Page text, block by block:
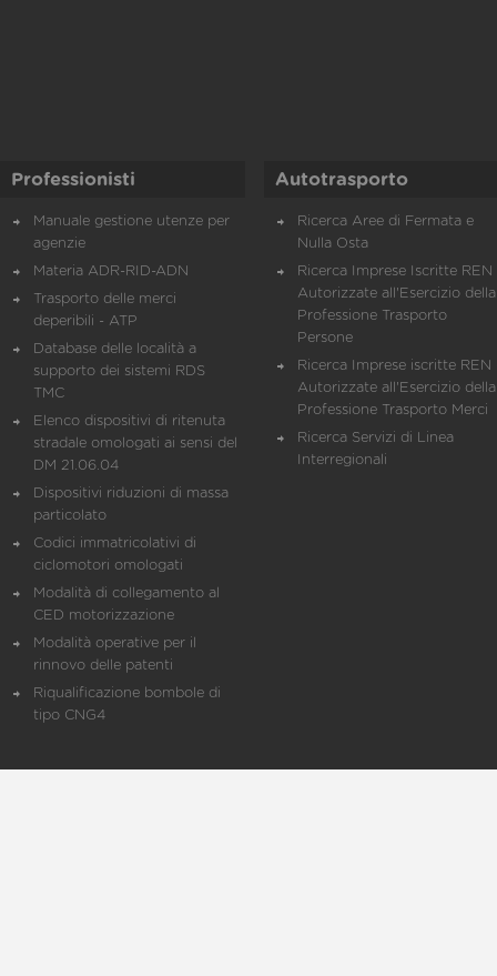
Professionisti
Manuale gestione utenze per
agenzie
Materia ADR-RID-ADN
Trasporto delle merci
deperibili - ATP
Database delle località a
supporto dei sistemi RDS
TMC
Elenco dispositivi di ritenuta
stradale omologati ai sensi del
DM 21.06.04
Dispositivi riduzioni di massa
particolato
Codici immatricolativi di
ciclomotori omologati
Modalità di collegamento al
CED motorizzazione
Modalità operative per il
rinnovo delle patenti
Riqualificazione bombole di
tipo CNG4
Autotrasporto
Ricerca Aree di Fermata e
Nulla Osta
Ricerca Imprese Iscritte REN
Autorizzate all'Esercizio della
Professione Trasporto
Persone
Ricerca Imprese iscritte REN
Autorizzate all'Esercizio della
Professione Trasporto Merci
Ricerca Servizi di Linea
Interregionali